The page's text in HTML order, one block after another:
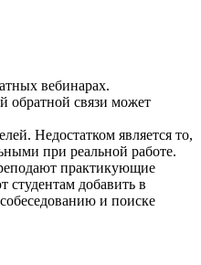
вебинарах.
обратной связи может
Недостатком является то,
при реальной работе.
практикующие
студентам добавить в
и поиске